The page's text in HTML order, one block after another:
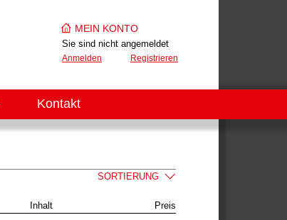
MEIN KONTO
Sie sind nicht angemeldet
Anmelden Registrieren
Kontakt
SORTIERUNG
Inhalt Preis